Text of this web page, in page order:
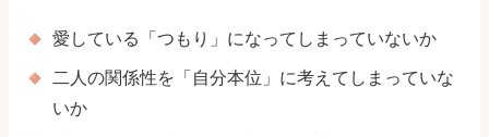
愛している「つもり」になってしまっていないか
二人の関係性を「自分本位」に考えてしまっていな
いか